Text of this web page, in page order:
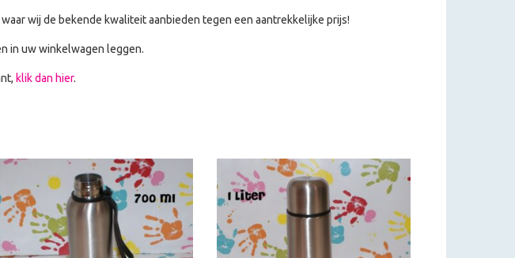
waar wij de bekende kwaliteit aanbieden tegen een aantrekkelijke prijs!
in uw winkelwagen leggen.
klik dan hier.